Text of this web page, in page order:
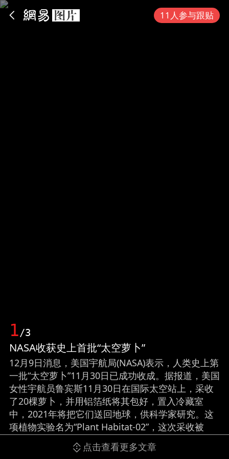
11人参与跟贴
1/3
NASA收获史上首批“太空萝卜”
12月9日消息，美国宇航局(NASA)表示，人类史上第
一批“太空萝卜”11月30日已成功收成。据报道，美国
女性宇航员鲁宾斯11月30日在国际太空站上，采收
了20棵萝卜，并用铝箔纸将其包好，置入冷藏室
中，2021年将把它们送回地球，供科学家研究。这
项植物实验名为“Plant Habitat-02”，这次采收被
NASA形容为“历史性事件”。报道称，NASA之所以选
择种萝卜，是因为科学家对它们的属性已相当了
点击查看更多文章
App内打开